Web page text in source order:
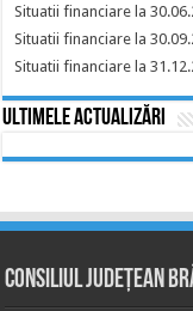
Situatii financiare la
Situatii financiare la
Situatii financiare la
Ultimele actualizări
Consiliul Județean